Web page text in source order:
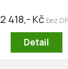
2 418,- Kč
Detail